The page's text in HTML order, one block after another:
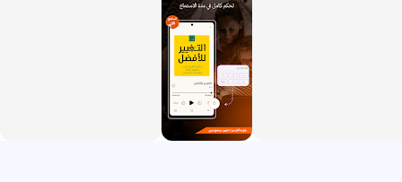
مشغل يدعم السرعة والفصول والمفضلة والعلامات
مكتبة عربية واسعة للاستماع اليومي